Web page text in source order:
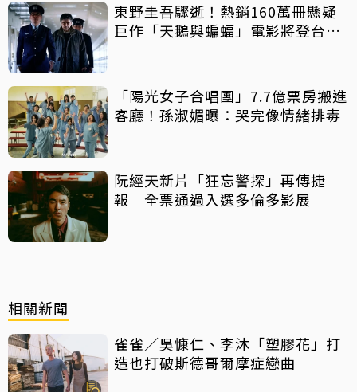
東野圭吾驟逝！熱銷160萬冊懸疑
巨作「天鵝與蝙蝠」電影將登台上
「陽光女子合唱團」7.7億票房搬進
客廳！孫淑媚曝：哭完像情緒排毒
阮經天新片「狂忘警探」再傳捷
報 全票通過入選多倫多影展
相關新聞
雀雀／吳慷仁、李沐「塑膠花」打
造也打破斯德哥爾摩症戀曲